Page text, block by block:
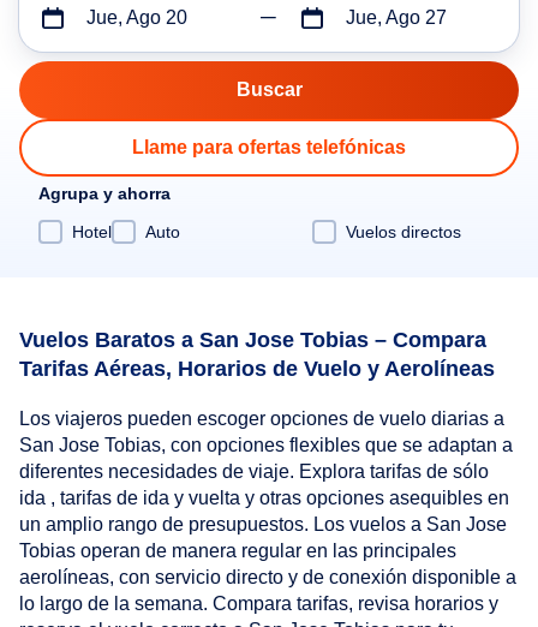
Jue, Ago 20 Jue, Ago 27
Llame para ofertas telefónicas
Agrupa y ahorra
Hotel
Auto Vuelos directos
Vuelos Baratos a San Jose Tobias – Compara
Tarifas Aéreas, Horarios de Vuelo y Aerolíneas
Los viajeros pueden escoger opciones de vuelo diarias a
San Jose Tobias, con opciones flexibles que se adaptan a
diferentes necesidades de viaje. Explora tarifas de sólo
ida , tarifas de ida y vuelta y otras opciones asequibles en
un amplio rango de presupuestos. Los vuelos a San Jose
Tobias operan de manera regular en las principales
aerolíneas, con servicio directo y de conexión disponible a
lo largo de la semana. Compara tarifas, revisa horarios y